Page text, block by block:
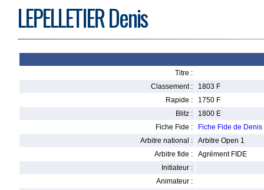
LEPELLETIER Denis
Titre :
Classement :
1803 F
Rapide :
1750 F
Blitz :
1800 E
Fiche Fide :
Fiche Fide de
Arbitre national :
Arbitre Open 1
Arbitre fide :
Agrément FIDE
Initiateur :
Animateur :